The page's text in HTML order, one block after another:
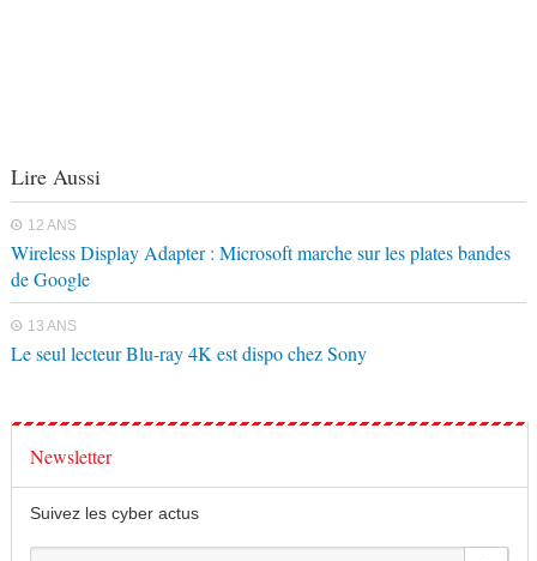
Lire Aussi
12 ANS
Wireless Display Adapter : Microsoft marche sur les plates bandes
de Google
13 ANS
Le seul lecteur Blu-ray 4K est dispo chez Sony
Newsletter
Suivez les cyber actus